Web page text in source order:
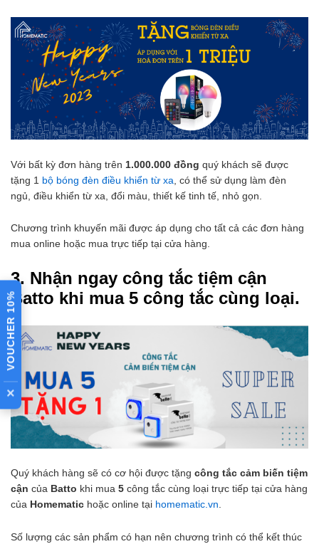
Với bất kỳ đơn hàng trên 1.000.000 đồng quý khách sẽ được
tặng 1 bộ bóng đèn điều khiển từ xa , có thể sử dụng làm đèn
ngủ, điều khiển từ xa, đổi màu, thiết kế tinh tế, nhỏ gọn.
Chương trình khuyến mãi được áp dụng cho tất cả các đơn hàng
mua online hoặc mua trực tiếp tại cửa hàng.
3. Nhận ngay công tắc tiệm cận
Batto khi mua 5 công tắc cùng loại.
Quý khách hàng sẽ có cơ hội được tặng công tắc cảm biến tiệm
cận của Batto khi mua 5 công tắc cùng loại trực tiếp tại cửa hàng
của Homematic hoặc online tại homematic.vn.
Số lượng các sản phẩm có hạn nên chương trình có thể kết thúc
VOUCHER 10%
×